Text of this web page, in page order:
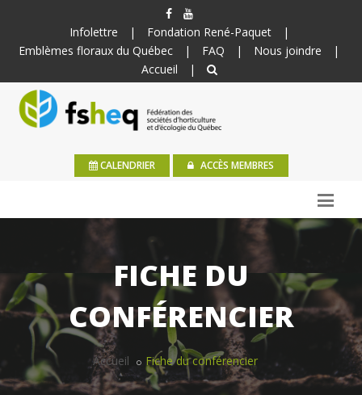
Infolettre | Fondation René-Paquet
|
Emblèmes floraux du Québec
| FAQ | Nous joindre
|
Accueil
|
CALENDRIER ACCÈS MEMBRES
FICHE DU
CONFÉRENCIER
Accueil Fiche du conférencier